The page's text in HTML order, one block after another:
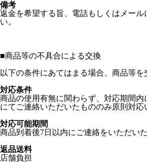
備考
返金を希望する旨、電話もしくはメール
い。
■商品等の不具合による交換
以下の条件にあてはまる場合、商品等を
対応条件
商品の使用有無に関わらず、対応期間
にてご連絡いただいたもののみ原則対応
対応可能期間
商品到着後7日以内にご連絡をいただい
返品送料
店舗負担